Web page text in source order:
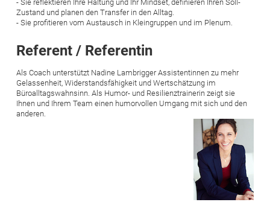
- Sie reflektieren Ihre Haltung und Ihr Mindset, definieren Ihren Soll-
Zustand und planen den Transfer in den Alltag.
- Sie profitieren vom Austausch in Kleingruppen und im Plenum.
Referent / Referentin
Als Coach unterstützt Nadine Lambrigger Assistentinnen zu mehr
Gelassenheit, Widerstandsfähigkeit und Wertschätzung im
Büroalltagswahnsinn. Als Humor- und Resilienztrainerin zeigt sie
Ihnen und Ihrem Team einen humorvollen Umgang mit sich und den
anderen.